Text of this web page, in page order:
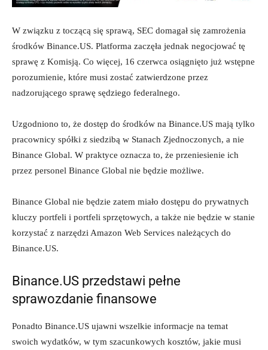
W związku z toczącą się sprawą, SEC domagał się zamrożenia
środków Binance.US. Platforma zaczęła jednak negocjować tę
sprawę z Komisją. Co więcej, 16 czerwca osiągnięto już wstępne
porozumienie, które musi zostać zatwierdzone przez
nadzorującego sprawę sędziego federalnego.
Uzgodniono to, że dostęp do środków na Binance.US mają tylko
pracownicy spółki z siedzibą w Stanach Zjednoczonych, a nie
Binance Global. W praktyce oznacza to, że przeniesienie ich
przez personel Binance Global nie będzie możliwe.
Binance Global nie będzie zatem miało dostępu do prywatnych
kluczy portfeli i portfeli sprzętowych, a także nie będzie w stanie
korzystać z narzędzi Amazon Web Services należących do
Binance.US.
Binance.US przedstawi pełne
sprawozdanie finansowe
Ponadto Binance.US ujawni wszelkie informacje na temat
swoich wydatków, w tym szacunkowych kosztów, jakie musi